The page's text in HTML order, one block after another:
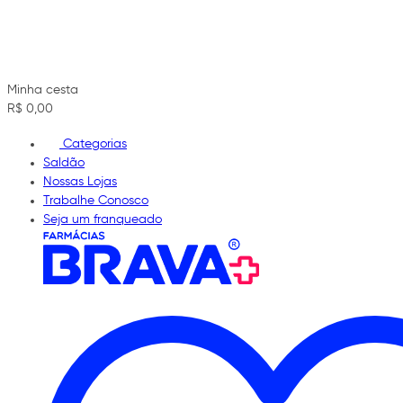
Minha cesta
R$ 0,00
Categorias
Saldão
Nossas Lojas
Trabalhe Conosco
Seja um franqueado